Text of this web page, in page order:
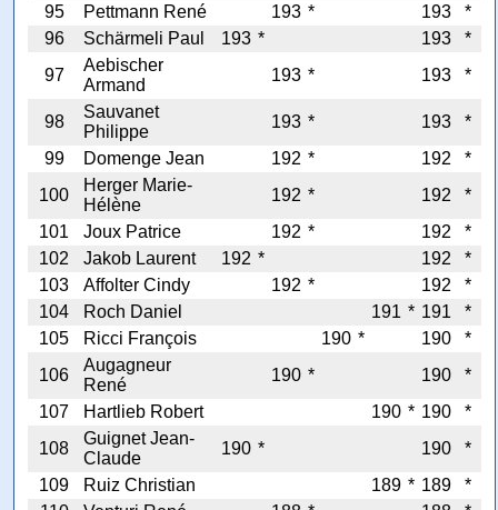
95
Pettmann René 193 * 193
*
96
Schärmeli Paul 193 * 193
*
97
Aebischer
Armand
193 * 193 *
98
Sauvanet
Philippe
193 * 193
*
99
Domenge Jean 192 * 192
*
100
Herger Marie-
Hélène
192 * 192
*
101
Joux Patrice 192 * 192
*
102
Jakob Laurent 192 * 192
*
103
Affolter Cindy 192 * 192
*
104
Roch Daniel 191 * 191
*
105
Ricci François 190 * 190
*
106
Augagneur
René
190 * 190
*
107
Hartlieb Robert 190 * 190
*
108
Guignet Jean-
Claude
190 * 190
*
109
Ruiz Christian 189 * 189
*